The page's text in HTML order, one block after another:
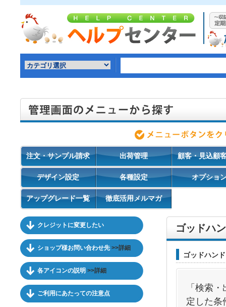
注文・サンプル請求 出荷管理 顧客・見込顧
デザイン設定 各種設定 オプショ
アップグレード一覧 徹底活用メルマガ
クレジットに変更したい
ショップ様お問い合わせ先 >>詳細
各アイコンの説明 >>詳細
ご利用にあたっての注意点
ゴッドハ
ゴッドハン
「検索
定した条